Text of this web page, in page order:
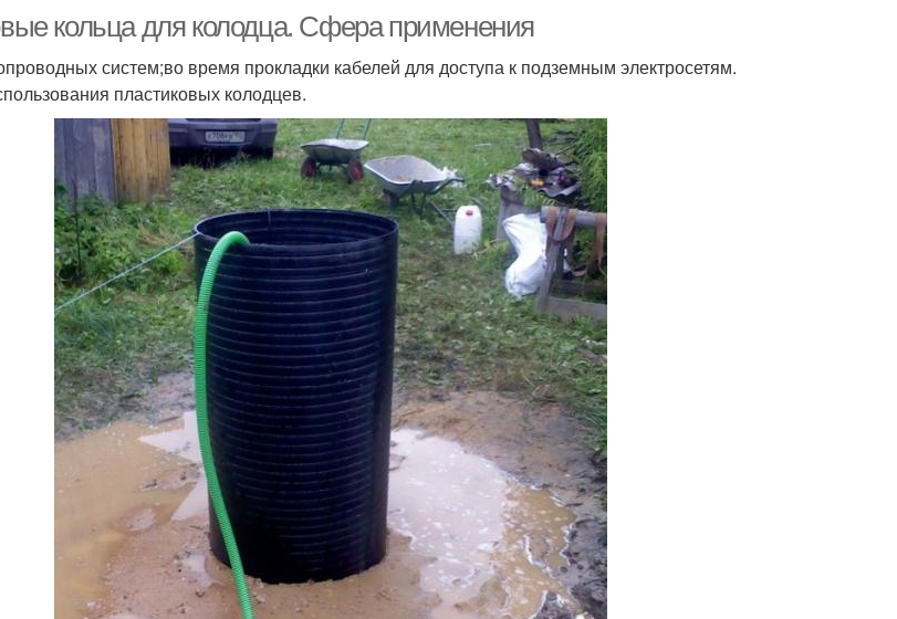
кольца для колодца. Сфера применения
систем;во время прокладки кабелей для доступа к подземным электросетям.
пластиковых колодцев.